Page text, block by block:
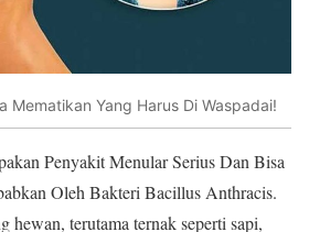
Mematikan Yang Harus Di Waspadai!
Penyakit Menular Serius Dan Bisa
Oleh Bakteri Bacillus Anthracis.
hewan, terutama ternak seperti sapi,